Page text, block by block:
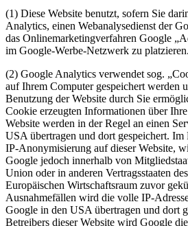
(1) Diese Website benutzt, sofern Sie
Analytics, einen Webanalysedienst der
das Onlinemarketingverfahren Google
im Google-Werbe-Netzwerk zu platzieren.
(2) Google Analytics verwendet sog.
auf Ihrem Computer gespeichert werden
Benutzung der Website durch Sie
Cookie erzeugten Informationen über
Website werden in der Regel an einen
USA übertragen und dort gespeichert.
IP-Anonymisierung auf dieser Website,
Google jedoch innerhalb von
Union oder in anderen Vertragsstaaten
Europäischen Wirtschaftsraum zuvor
Ausnahmefällen wird die volle IP-
Google in den USA übertragen und dort
Betreibers dieser Website wird Google